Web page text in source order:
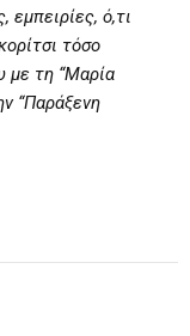
εμπειρίες, ό,τι
τόσο
με τη “Μαρία
“Παράξενη